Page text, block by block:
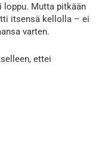
loppu. Mutta pitkään
itsensä kellolla – ei
varten.
ettei